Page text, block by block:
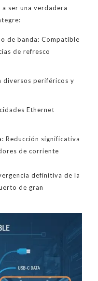
ser una verdadera
de banda: Compatible
de refresco
diversos periféricos y
Ethernet
Reducción significativa
de corriente
definitiva de la
de gran